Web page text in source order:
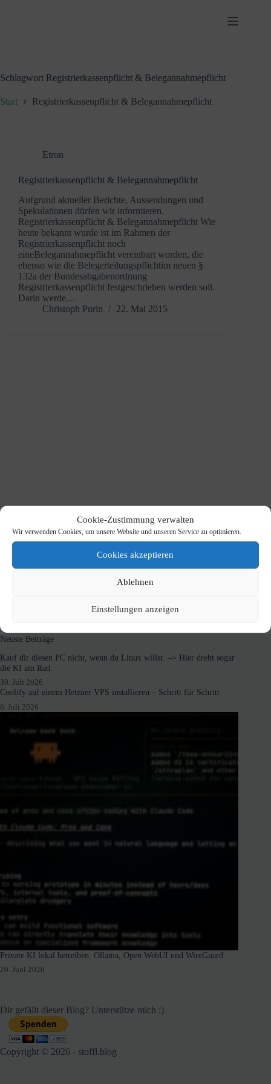
Cookie-Zustimmung verwalten
Wir verwenden Cookies, um unsere Website und unseren Service zu optimieren.
Cookies akzeptieren
Ablehnen
Einstellungen anzeigen
Schlagwort Registrierkassenpflicht & Belegannahmepflicht
Start Registrierkassenpflicht & Belegannahmepflicht
Etron
Registrierkassenpflicht & Belegannahmepflicht
Aufgrund aktueller Berichte, Aussendungen und
Spekulationen dürfen wir informieren.
Registrierkassenpflicht & Belegannahmepflicht Wie
heute bekannt wurde ist im Rahmen der
Registrierkassenpflicht noch
eineBelegannahmepflicht vereinbart worden, die
ebenso wie die Belegerteilungspflichtim neuen §
132a der Bundesabgabenordnung
Registrierkassenpflicht festgeschrieben werden soll.
Darin werde…
Christoph Purin
22. Mai 2015
Neuste Beiträge
Kauf dir diesen PC nicht, wenn du Linux willst. –> Hier dreht sogar
die KI am Rad.
30. Juli 2026
Coolify auf einem Hetzner VPS installieren – Schritt für Schritt
6. Juli 2026
Private KI lokal betreiben: Ollama, Open WebUI und WireGuard
20. Juni 2026
Dir gefällt dieser Blog? Unterstütze mich :)
Copyright © 2026 - stoffl.blog